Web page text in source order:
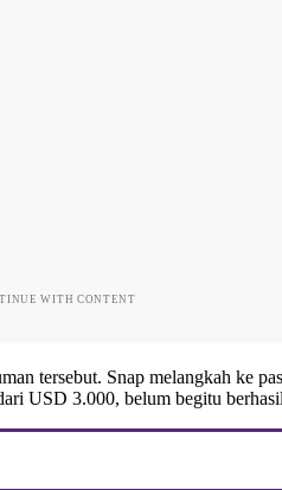
WITH CONTENT
tersebut. Snap melangkah ke
USD 3.000, belum begitu